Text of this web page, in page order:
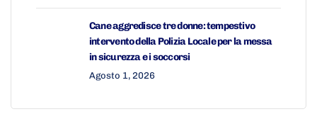
Cane aggredisce tre donne: tempestivo
intervento della Polizia Locale per la messa
in sicurezza e i soccorsi
Agosto 1, 2026